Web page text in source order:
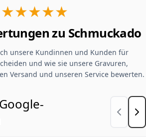
★★★★★
zu Schmuckado
unsere Kundinnen und Kunden für
und wie sie unsere Gravuren,
Versand und unseren Service bewerten.